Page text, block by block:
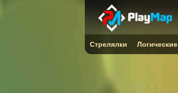
Стрелялки Логические